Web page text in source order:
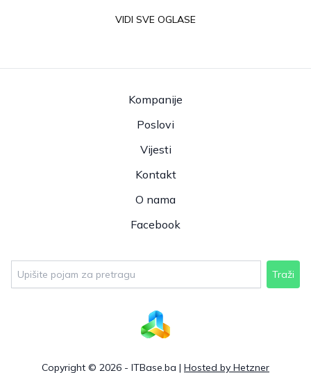
VIDI SVE OGLASE
Kompanije
Poslovi
Vijesti
Kontakt
O nama
Facebook
Traži
Copyright © 2026 - ITBase.ba | Hosted by Hetzner